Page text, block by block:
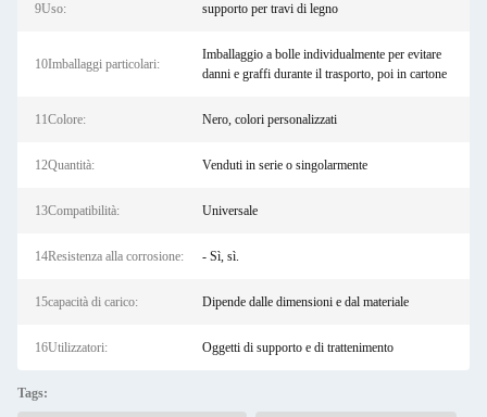
9Uso: supporto per travi di legno
10Imballaggi particolari:
Imballaggio a bolle individualmente per evitare
danni e graffi durante il trasporto, poi in cartone
11Colore: Nero, colori personalizzati
12Quantità: Venduti in serie o singolarmente
13Compatibilità: Universale
14Resistenza alla corrosione: - Sì, sì.
15capacità di carico: Dipende dalle dimensioni e dal materiale
16Utilizzatori: Oggetti di supporto e di trattenimento
Tags: